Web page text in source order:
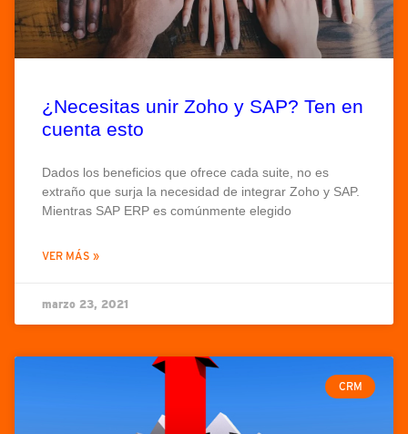
¿Necesitas unir Zoho y SAP? Ten en
cuenta esto
Dados los beneficios que ofrece cada suite, no es
extraño que surja la necesidad de integrar Zoho y SAP.
Mientras SAP ERP es comúnmente elegido
VER MÁS »
marzo 23, 2021
CRM